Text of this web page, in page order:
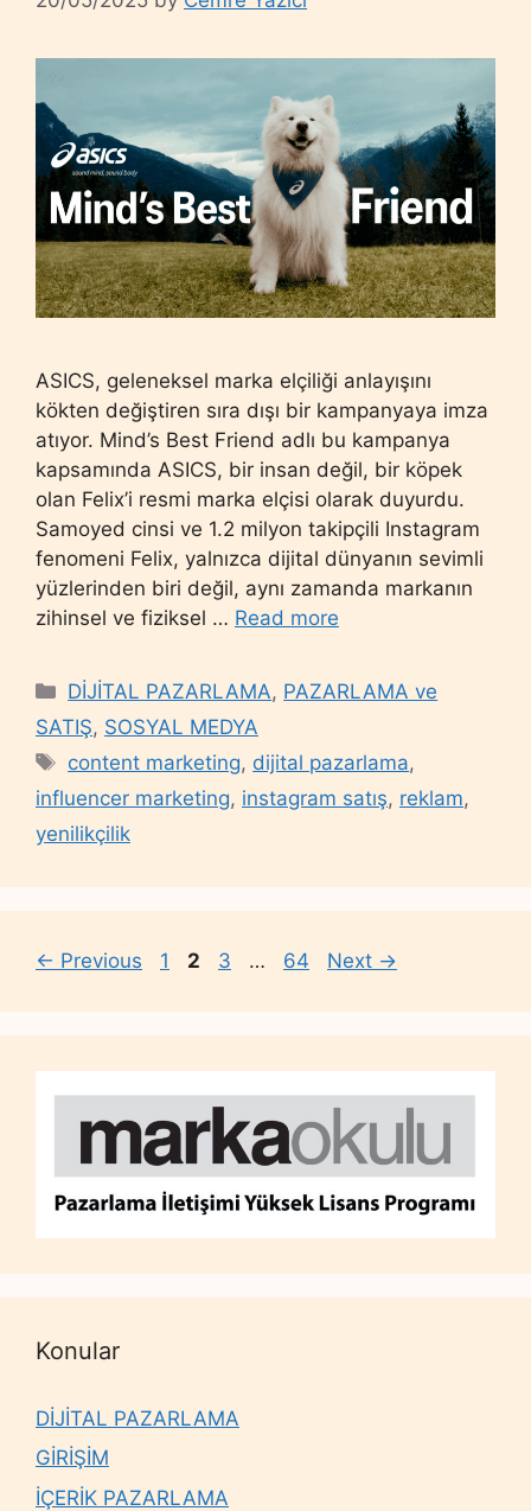
ASICS, geleneksel marka elçiliği anlayışını
kökten değiştiren sıra dışı bir kampanyaya imza
atıyor. Mind’s Best Friend adlı bu kampanya
kapsamında ASICS, bir insan değil, bir köpek
olan Felix’i resmi marka elçisi olarak duyurdu.
Samoyed cinsi ve 1.2 milyon takipçili Instagram
fenomeni Felix, yalnızca dijital dünyanın sevimli
yüzlerinden biri değil, aynı zamanda markanın
zihinsel ve fiziksel … Read more
Categories
DİJİTAL PAZARLAMA, PAZARLAMA ve
SATIŞ, SOSYAL MEDYA
Tags
content marketing, dijital pazarlama,
influencer marketing, instagram satış, reklam,
yenilikçilik
← Previous Page
1 Page
2 Page
3 … Page
64 Next →
Konular
DİJİTAL PAZARLAMA
GİRİŞİM
İÇERİK PAZARLAMA